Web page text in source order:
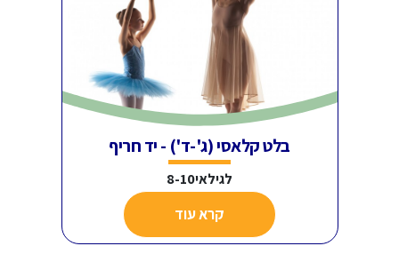
בלט קלאסי (ג'-ד') - יד חריף
לגילאי8-10
קרא עוד